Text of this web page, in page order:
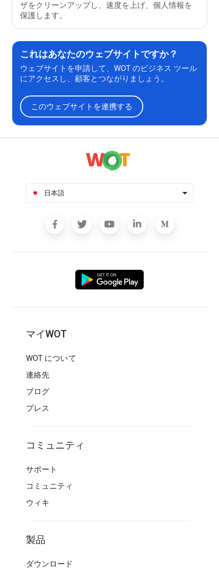
ザをクリーンアップし、速度を上げ、個人情報を
保護します。
これはあなたのウェブサイトですか？
ウェブサイトを申請して、WOT のビジネス ツール
にアクセスし、顧客とつながりましょう。
このウェブサイトを連携する
日本語
マイWOT
WOT について
連絡先
ブログ
プレス
コミュニティ
サポート
コミュニティ
ウィキ
製品
ダウンロード